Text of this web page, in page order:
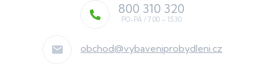
obchod@vybaveniprobydleni.cz
800 310 320